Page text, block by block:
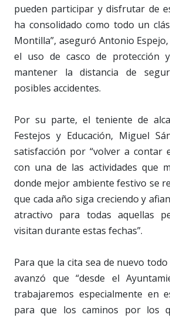
pueden participar y disfrutar de
ha consolidado como todo un
Montilla”, aseguró Antonio
el uso de casco de protección
mantener la distancia de
posibles accidentes.
Por su parte, el teniente de
Festejos y Educación, Miguel
satisfacción por “volver a contar
con una de las actividades que
donde mejor ambiente festivo se
que cada año siga creciendo y
atractivo para todas aquellas
visitan durante estas fechas”.
Para que la cita sea de nuevo
avanzó que “desde el
trabajaremos especialmente en
para que los caminos por los